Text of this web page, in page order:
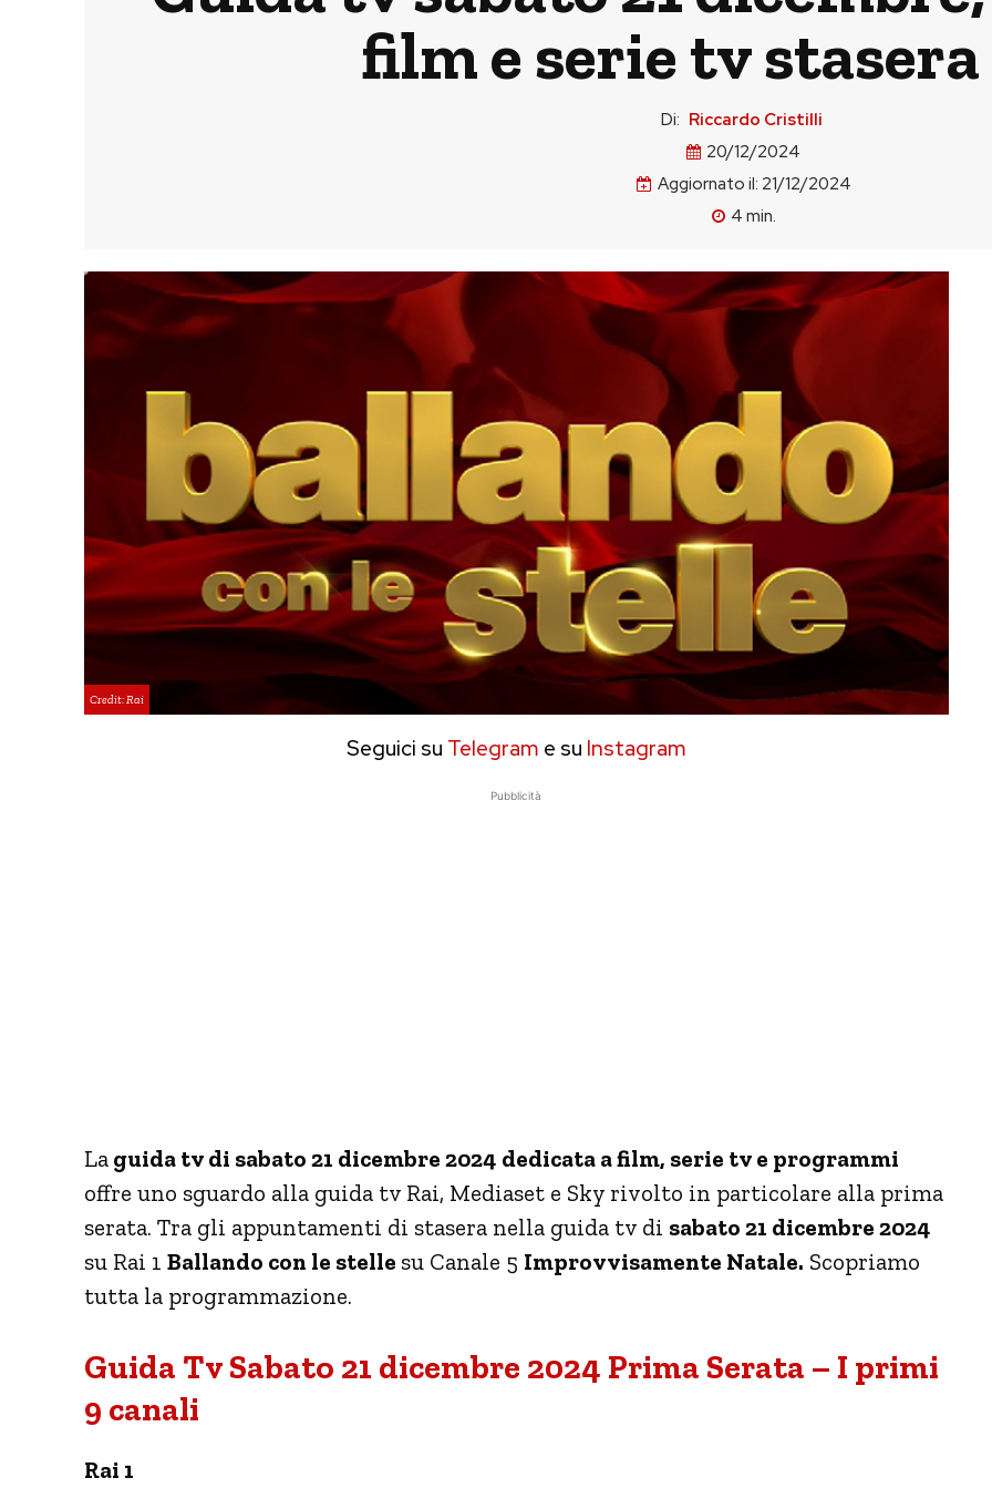
film e serie tv
Di: Riccardo Cristilli
20/12/2024
Aggiornato il: 21/12/2024
4 min.
Credit: Rai
Seguici su Telegram e su Instagram
Pubblicità
La guida tv di sabato 21 dicembre 2024 dedicata a film, serie tv e programmi
offre uno sguardo alla guida tv Rai, Mediaset e Sky rivolto in particolare alla prima
serata. Tra gli appuntamenti di stasera nella guida tv di sabato 21 dicembre 2024
su Rai 1 Ballando con le stelle su Canale 5 Improvvisamente Natale. Scopriamo
tutta la programmazione.
Guida Tv Sabato 21 dicembre 2024 Prima Serata – I primi
9 canali
Rai 1